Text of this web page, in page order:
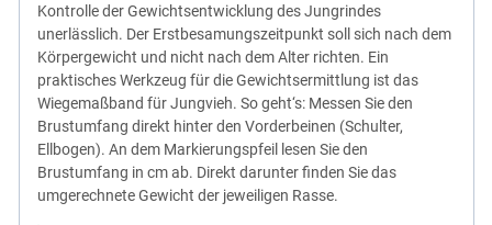
Kontrolle der Gewichtsentwicklung des Jungrindes
unerlässlich. Der Erstbesamungszeitpunkt soll sich nach dem
Körpergewicht und nicht nach dem Alter richten. Ein
praktisches Werkzeug für die Gewichtsermittlung ist das
Wiegemaßband für Jungvieh. So geht‘s: Messen Sie den
Brustumfang direkt hinter den Vorderbeinen (Schulter,
Ellbogen). An dem Markierungspfeil lesen Sie den
Brustumfang in cm ab. Direkt darunter finden Sie das
umgerechnete Gewicht der jeweiligen Rasse.